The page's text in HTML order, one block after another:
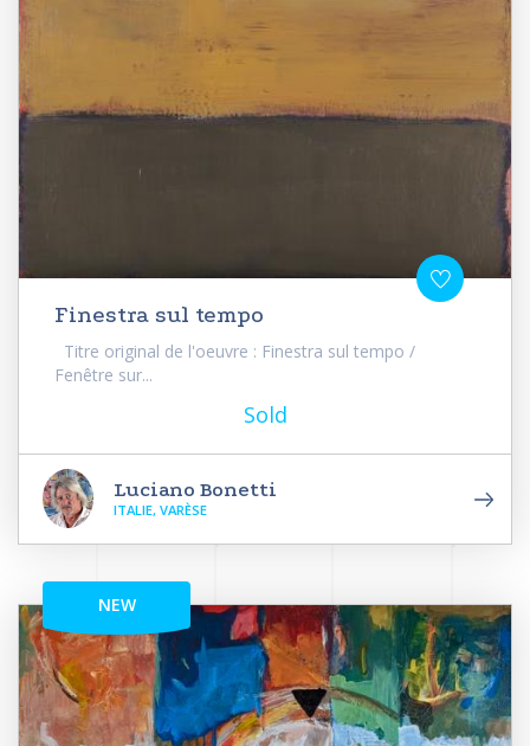
Finestra sul tempo
Titre original de l'oeuvre : Finestra sul tempo /
Fenêtre sur...
Sold
Luciano Bonetti
ITALIE, VARÈSE
NEW